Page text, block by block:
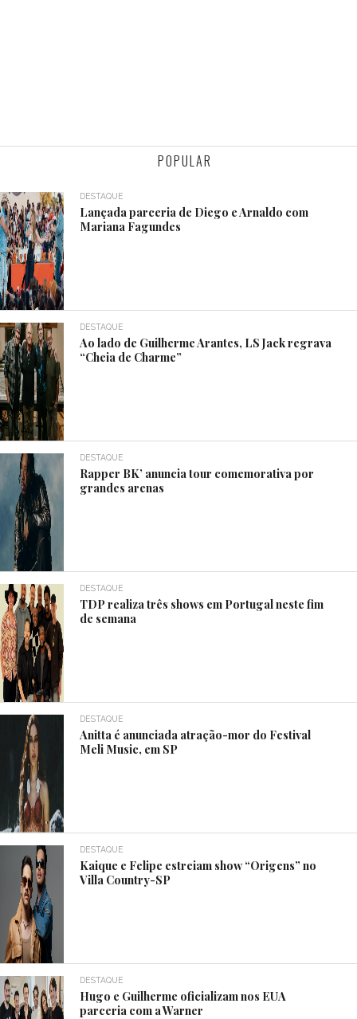
POPULAR
DESTAQUE
Lançada parceria de Diego e Arnaldo com
Mariana Fagundes
DESTAQUE
Ao lado de Guilherme Arantes, LS Jack regrava
“Cheia de Charme”
DESTAQUE
Rapper BK’ anuncia tour comemorativa por
grandes arenas
DESTAQUE
TDP realiza três shows em Portugal neste fim
de semana
DESTAQUE
Anitta é anunciada atração-mor do Festival
Meli Music, em SP
DESTAQUE
Kaique e Felipe estreiam show “Origens” no
Villa Country-SP
DESTAQUE
Hugo e Guilherme oficializam nos EUA
parceria com a Warner